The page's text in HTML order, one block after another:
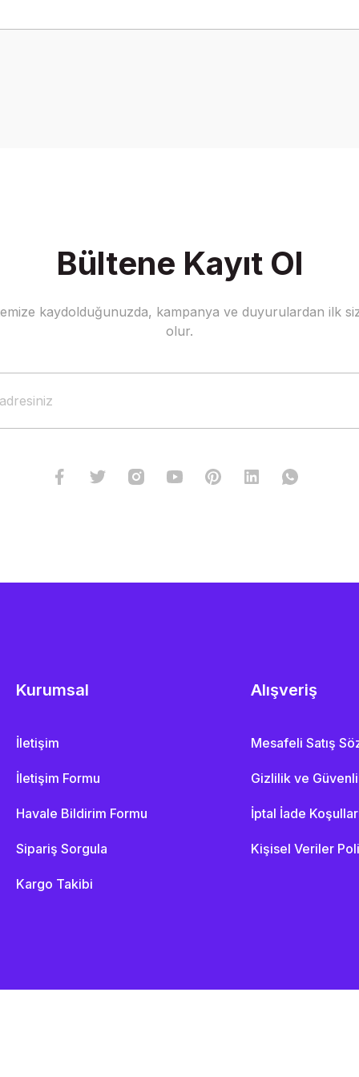
Gönder
Bültene Kayıt Ol
kaydolduğunuzda, kampanya ve duyurulardan ilk
olur.
Kurumsal
İletişim
İletişim Formu
Havale Bildirim Formu
Sipariş Sorgula
Kargo Takibi
Alışveriş
Mesafeli Satış
Gizlilik ve
İptal İade
Kişisel Veriler